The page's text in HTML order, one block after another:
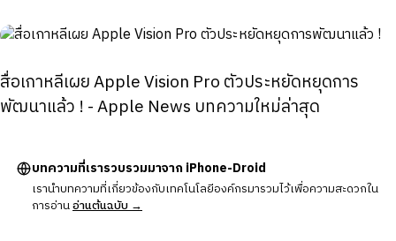
สื่อเกาหลีเผย Apple Vision Pro ตัวประหยัดหยุดการ
พัฒนาแล้ว ! - Apple News บทความใหม่ล่าสุด
บทความที่เรารวบรวมมาจาก iPhone-Droid
เรานำบทความที่เกี่ยวข้องกับเทคโนโลยีองค์กรมารวมไว้เพื่อความสะดวกใน
การอ่านอ่านต้นฉบับ →